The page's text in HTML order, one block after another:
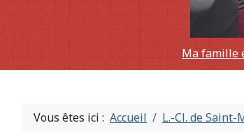
Ma famille
Vous êtes ici : Accueil L.-Cl. de